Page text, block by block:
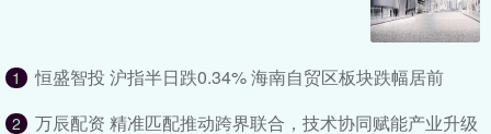
1 恒盛智投 沪指半日跌0.34% 海南自贸区板块跌幅居前
2 万辰配资 精准匹配推动跨界联合，技术协同赋能产业升级